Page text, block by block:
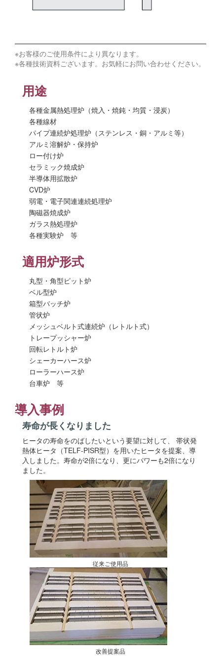
※お客様のご使用条件により異なります。
※各種技術資料ございます。お気軽にお問い合わせください。
用途
各種金属熱処理炉（焼入・焼鈍・均質・浸炭）
各種線材
パイプ連続炉処理炉（ステンレス・銅・アルミ等）
アルミ溶解炉・保持炉
ロー付け炉
セラミック焼成炉
半導体用拡散炉
CVD炉
弱電・電子関連連続処理炉
陶磁器焼成炉
ガラス熱処理炉
各種実験炉 等
適用炉形式
丸型・角型ピット炉
ベル型炉
箱型バッチ炉
管状炉
メッシュベルト式連続炉（レトルト式）
トレープッシャー炉
回転レトルト炉
シェーカーハース炉
ローラーハース炉
台車炉 等
導入事例
寿命が長くなりました
ヒータの寿命をのばしたいという要望に対して、 帯状発
熱体ヒータ（TELF-PISR型）を用いたヒータを提案、導
入しました。寿命が2倍になり、更にパワーも2倍になり
ました。
従来ご使用品
改善提案品